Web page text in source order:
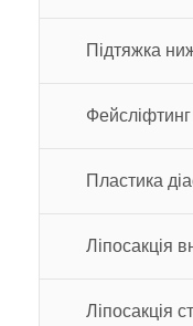
Підтяжка
Фейсліфтинг
Пластика
Ліпосакція
Ліпосакція